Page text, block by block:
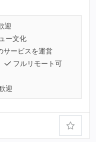
迎
ー文化
サービスを運営
フルリモート可
迎